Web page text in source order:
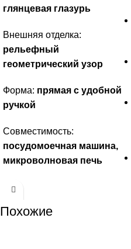
глянцевая глазурь
Внешняя отделка:
рельефный
геометрический узор
Форма: прямая с удобной
ручкой
Совместимость:
посудомоечная машина,
микроволновая печь
Похожие